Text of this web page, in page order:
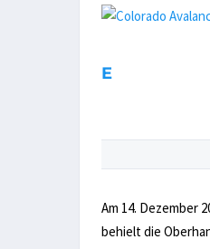
E
Am 14. Dezember
behielt die